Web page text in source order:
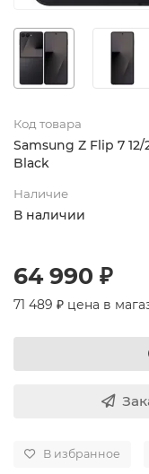
Код товара
Samsung Z Flip 7 12/
Black
Наличие
В наличии
64 990 ₽
71 489 ₽ цена в
В избранное